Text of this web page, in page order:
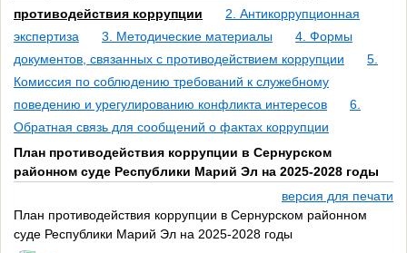
противодействия коррупции
2. Антикоррупционная
экспертиза
3. Методические материалы
4. Формы
документов, связанных с противодействием коррупции
5.
Комиссия по соблюдению требований к служебному
поведению и урегулированию конфликта интересов
6.
Обратная связь для сообщений о фактах коррупции
План противодействия коррупции в Сернурском
районном суде Республики Марий Эл на 2025-2028 годы
версия для печати
План противодействия коррупции в Сернурском районном
суде Республики Марий Эл на 2025-2028 годы